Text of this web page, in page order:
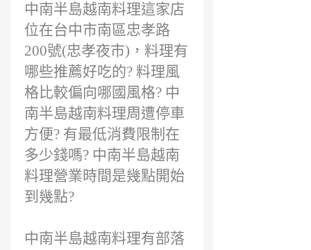
中南半島越南料理這家店
位在台中市南區忠孝路
200號(忠孝夜市)，料理有
哪些推薦好吃的? 料理風
格比較偏向哪國風格? 中
南半島越南料理周遭停車
方便? 有最低消費限制在
多少錢嗎? 中南半島越南
料理營業時間是幾點開始
到幾點?
中南半島越南料理有部落